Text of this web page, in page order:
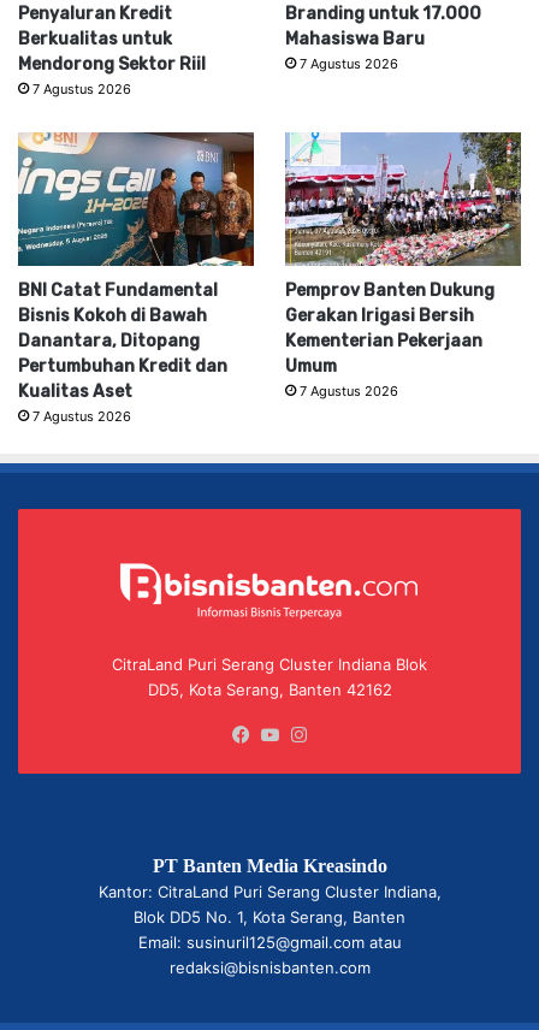
Penyaluran Kredit
Berkualitas untuk
Mendorong Sektor Riil
7 Agustus 2026
Branding untuk 17.000
Mahasiswa Baru
7 Agustus 2026
BNI Catat Fundamental
Bisnis Kokoh di Bawah
Danantara, Ditopang
Pertumbuhan Kredit dan
Kualitas Aset
7 Agustus 2026
Pemprov Banten Dukung
Gerakan Irigasi Bersih
Kementerian Pekerjaan
Umum
7 Agustus 2026
CitraLand Puri Serang Cluster Indiana Blok
DD5, Kota Serang, Banten 42162
Facebook
YouTube
PT Banten Media Kreasindo
Kantor: CitraLand Puri Serang Cluster Indiana,
Blok DD5 No. 1, Kota Serang, Banten
Email: susinuril125@gmail.com atau
redaksi@bisnisbanten.com